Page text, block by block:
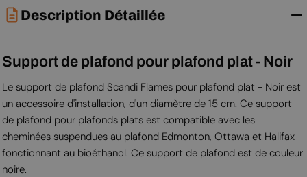
Description Détaillée
Support de plafond pour plafond plat - Noir
Le support de plafond Scandi Flames pour plafond plat - Noir est
un accessoire d'installation, d'un diamètre de 15 cm. Ce support
de plafond pour plafonds plats est compatible avec les
cheminées suspendues au plafond Edmonton, Ottawa et Halifax
fonctionnant au bioéthanol. Ce support de plafond est de couleur
noire.